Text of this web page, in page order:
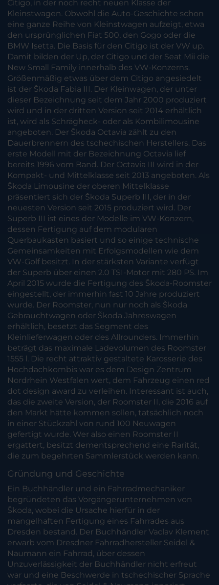
Citigo, in der noch recht neuen Klasse der
Kleinstwagen. Obwohl die Auto-Geschichte schon
eine ganze Reihe von Kleinstwagen aufzeigt, etwa
den ursprünglichen Fiat 500, den Gogo oder die
BMW Isetta. Die Basis für den Citigo ist der VW up.
Damit bilden der Up, der Citigo und der Seat Mii die
New Small Family innerhalb des VW-Konzerns.
Größenmäßig etwas über dem Citigo angesiedelt
ist der Škoda Fabia III. Der Kleinwagen, der unter
dieser Bezeichnung seit dem Jahr 2000 produziert
wird und in der dritten Version seit 2014 erhältlich
ist, wird als Schrägheck- oder als Kombilimousine
angeboten. Der Škoda Octavia zählt zu den
Dauerbrennern des tschechischen Herstellers. Das
erste Modell mit der Bezeichnung Octavia lief
bereits 1996 vom Band. Der Octavia III wird in der
Kompakt- und Mittelklasse seit 2013 angeboten. Als
Škoda Limousine der oberen Mittelklasse
präsentiert sich der Škoda Superb III, der in der
neuesten Version seit 2015 produziert wird. Der
Superb III ist eines der Modelle im VW-Konzern,
dessen Fertigung auf dem modularen
Querbaukasten basiert und so einige technische
Gemeinsamkeiten mit Erfolgsmodellen wie dem
VW-Golf besitzt. In der stärksten Variante verfügt
der Superb über einen 2.0 TSI-Motor mit 280 PS. Im
April 2015 wurde die Fertigung des Škoda-Roomster
eingestellt, der immerhin fast 10 Jahre produziert
wurde. Der Roomster, nun nur noch als Škoda
Gebrauchtwagen oder Škoda Jahreswagen
erhältlich, besetzt das Segment des
Kleinlieferwagen oder des Allrounders. Immerhin
beträgt das maximale Ladevolumen des Roomster
1555 l. Die recht attraktiv gestaltete Karosserie des
Hochdachkombis war es dem Design Zentrum
Nordrhein Westfalen wert, dem Fahrzeug einen red
dot design award zu verleihen. Interessant ist auch,
das die zweite Version, der Roomster II, die 2016 auf
den Markt hätte kommen sollen, tatsächlich noch
in einer Stückzahl von rund 100 Neuwagen
gefertigt wurde. Wer also einen Roomster II
ergattert, besitzt dementsprechend eine Rarität,
die zum begehrten Sammlerstück werden kann.
Gründung und Geschichte
Ein Buchhändler und ein Fahrradmechaniker
begründeten das Vorgängerunternehmen von
Škoda, wobei die Ursache hierfür in der
mangelhaften Fertigung eines Fahrrades aus
Dresden bestand. Der Buchhändler Vaclav Klement
erwarb vom Dresdner Fahrradhersteller Seidel &
Naumann ein Fahrrad, über dessen
Unzuverlässigkeit der Buchhändler nicht erfreut
war und eine Beschwerde in tschechischer Sprache